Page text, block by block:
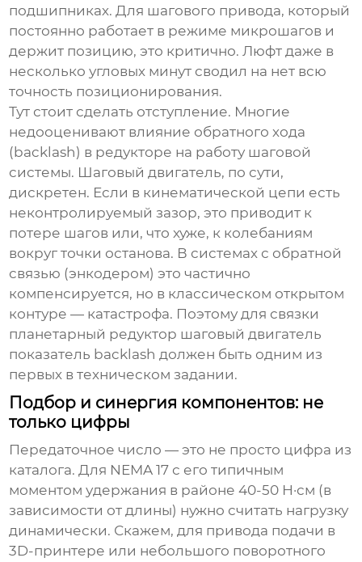
подшипниках. Для шагового привода, который
постоянно работает в режиме микрошагов и
держит позицию, это критично. Люфт даже в
несколько угловых минут сводил на нет всю
точность позиционирования.
Тут стоит сделать отступление. Многие
недооценивают влияние обратного хода
(backlash) в редукторе на работу шаговой
системы. Шаговый двигатель, по сути,
дискретен. Если в кинематической цепи есть
неконтролируемый зазор, это приводит к
потере шагов или, что хуже, к колебаниям
вокруг точки останова. В системах с обратной
связью (энкодером) это частично
компенсируется, но в классическом открытом
контуре — катастрофа. Поэтому для связки
планетарный редуктор шаговый двигатель
показатель backlash должен быть одним из
первых в техническом задании.
Подбор и синергия компонентов: не
только цифры
Передаточное число — это не просто цифра из
каталога. Для NEMA 17 с его типичным
моментом удержания в районе 40-50 Н·см (в
зависимости от длины) нужно считать нагрузку
динамически. Скажем, для привода подачи в
3D-принтере или небольшого поворотного